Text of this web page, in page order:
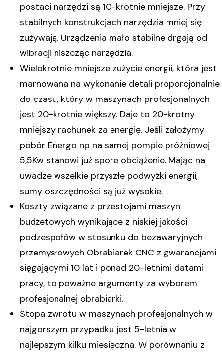
postaci narzędzi są 10-krotnie mniejsze. Przy
stabilnych konstrukcjach narzędzia mniej się
zużywają. Urządzenia mało stabilne drgają od
wibracji niszcząc narzędzia.
Wielokrotnie mniejsze zużycie energii, która jest
marnowana na wykonanie detali proporcjonalnie
do czasu, który w maszynach profesjonalnych
jest 20-krotnie większy. Daje to 20-krotny
mniejszy rachunek za energię. Jeśli założymy
pobór Energo np na samej pompie próżniowej
5,5Kw stanowi już spore obciążenie. Mając na
uwadze wszelkie przyszłe podwyżki energii,
sumy oszczędności są już wysokie.
Koszty związane z przestojami maszyn
budżetowych wynikające z niskiej jakości
podzespołów w stosunku do bezawaryjnych
przemysłowych Obrabiarek CNC z gwarancjami
sięgającymi 10 lat i ponad 20-letnimi datami
pracy, to poważne argumenty za wyborem
profesjonalnej obrabiarki.
Stopa zwrotu w maszynach profesjonalnych w
najgorszym przypadku jest 5-letnia w
najlepszym kilku miesięczna. W porównaniu z